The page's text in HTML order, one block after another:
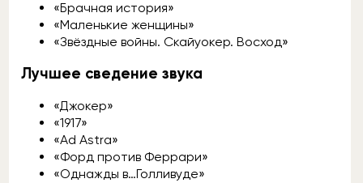
«Брачная история»
«Маленькие женщины»
«Звёздные войны. Скайуокер. Восход»
Лучшее сведение звука
«Джокер»
«1917»
«Ad Astra»
«Форд против Феррари»
«Однажды в…Голливуде»